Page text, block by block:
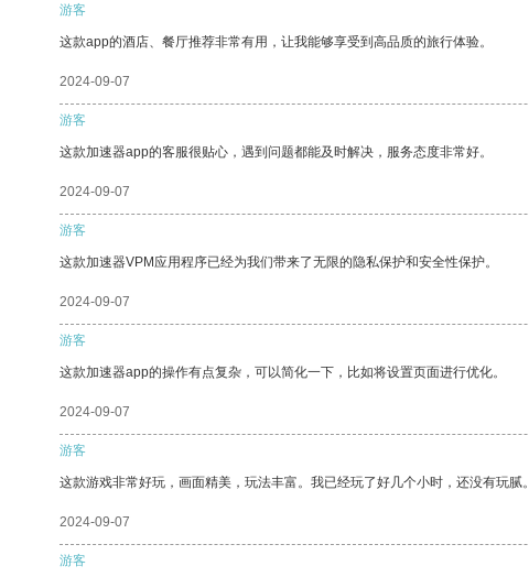
游客
这款app的酒店、餐厅推荐非常有用，让我能够享受到高品质的旅行体验。
2024-09-07
游客
这款加速器app的客服很贴心，遇到问题都能及时解决，服务态度非常好。
2024-09-07
游客
这款加速器VPM应用程序已经为我们带来了无限的隐私保护和安全性保护。
2024-09-07
游客
这款加速器app的操作有点复杂，可以简化一下，比如将设置页面进行优化。
2024-09-07
游客
这款游戏非常好玩，画面精美，玩法丰富。我已经玩了好几个小时，还没有玩腻。
2024-09-07
游客